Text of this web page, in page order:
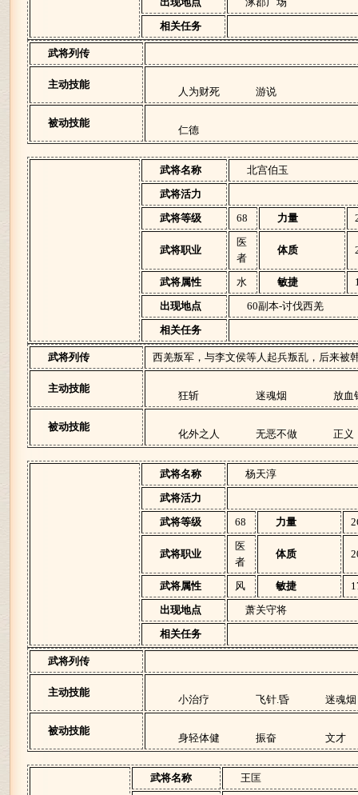
相关任务
武将列传
主动技能
人为财死 游说
被动技能
仁德
武将名称
北宫伯玉
武将活力
武将等级
68 力量
武将职业
医
者
体质
武将属性 水 敏捷
出现地点
60副本-讨伐西羌
相关任务
武将列传 西羌叛军，与李文侯等人起兵叛乱，后来被
主动技能
狂斩 迷魂烟 放血
被动技能
化外之人 无恶不做 正义
武将名称
杨天淳
武将活力
武将等级
68 力量
武将职业
医
者
体质
武将属性 风 敏捷
出现地点
萧关守将
相关任务
武将列传
主动技能
小治疗 飞针.昏 迷魂烟
被动技能
身轻体健 振奋 文才
武将名称
王匡